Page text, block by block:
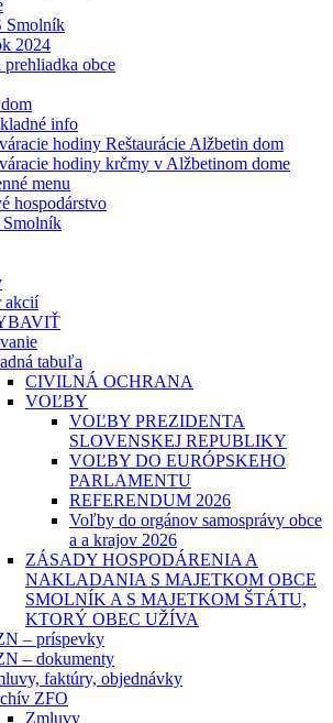
Smolník
2024
obce
info
hodiny Reštaurácie Alžbetin dom
hodiny krčmy v Alžbetinom dome
menu
hospodárstvo
akcií
tabuľa
CIVILNÁ OCHRANA
VOĽBY
VOĽBY PREZIDENTA
SLOVENSKEJ REPUBLIKY
VOĽBY DO EURÓPSKEHO
PARLAMENTU
REFERENDUM 2026
Voľby do orgánov samosprávy obce
a a krajov 2026
ZÁSADY HOSPODÁRENIA A
NAKLADANIA S MAJETKOM OBCE
SMOLNÍK A S MAJETKOM ŠTÁTU,
KTORÝ OBEC UŽÍVA
– príspevky
– dokumenty
faktúry, objednávky
ZFO
Zmluvy